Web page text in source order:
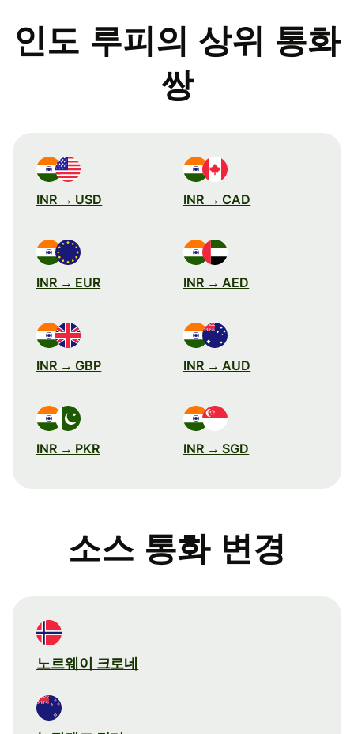
인도 루피의 상위 통화
쌍
INR → USD INR → CAD
INR → EUR INR → AED
INR → GBP INR → AUD
INR → PKR INR → SGD
소스 통화 변경
노르웨이 크로네